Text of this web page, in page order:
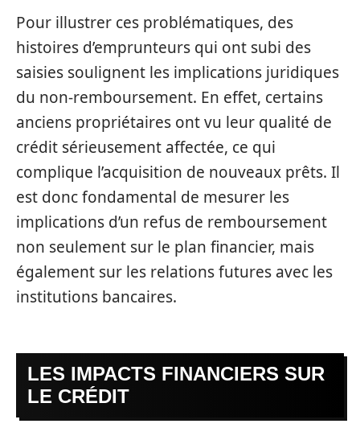
Pour illustrer ces problématiques, des
histoires d’emprunteurs qui ont subi des
saisies soulignent les implications juridiques
du non-remboursement. En effet, certains
anciens propriétaires ont vu leur qualité de
crédit sérieusement affectée, ce qui
complique l’acquisition de nouveaux prêts. Il
est donc fondamental de mesurer les
implications d’un refus de remboursement
non seulement sur le plan financier, mais
également sur les relations futures avec les
institutions bancaires.
LES IMPACTS FINANCIERS SUR
LE CRÉDIT